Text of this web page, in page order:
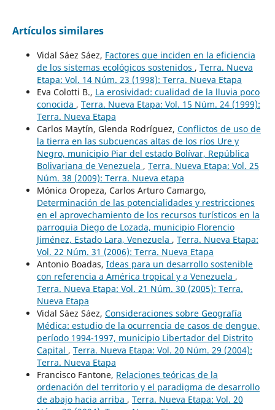
Artículos similares
Vidal Sáez Sáez, Factores que inciden en la eficiencia
de los sistemas ecológicos sostenidos , Terra. Nueva
Etapa: Vol. 14 Núm. 23 (1998): Terra. Nueva Etapa
Eva Colotti B., La erosividad: cualidad de la lluvia poco
conocida , Terra. Nueva Etapa: Vol. 15 Núm. 24 (1999):
Terra. Nueva Etapa
Carlos Maytín, Glenda Rodríguez, Conflictos de uso de
la tierra en las subcuencas altas de los ríos Ure y
Negro, municipio Piar del estado Bolívar, República
Bolivariana de Venezuela , Terra. Nueva Etapa: Vol. 25
Núm. 38 (2009): Terra. Nueva etapa
Mónica Oropeza, Carlos Arturo Camargo,
Determinación de las potencialidades y restricciones
en el aprovechamiento de los recursos turísticos en la
parroquia Diego de Lozada, municipio Florencio
Jiménez, Estado Lara, Venezuela , Terra. Nueva Etapa:
Vol. 22 Núm. 31 (2006): Terra. Nueva Etapa
Antonio Boadas, Ideas para un desarrollo sostenible
con referencia a América tropical y a Venezuela ,
Terra. Nueva Etapa: Vol. 21 Núm. 30 (2005): Terra.
Nueva Etapa
Vidal Sáez Sáez, Consideraciones sobre Geografía
Médica: estudio de la ocurrencia de casos de dengue,
período 1994-1997, municipio Libertador del Distrito
Capital , Terra. Nueva Etapa: Vol. 20 Núm. 29 (2004):
Terra. Nueva Etapa
Francisco Fantone, Relaciones teóricas de la
ordenación del territorio y el paradigma de desarrollo
de abajo hacia arriba , Terra. Nueva Etapa: Vol. 20